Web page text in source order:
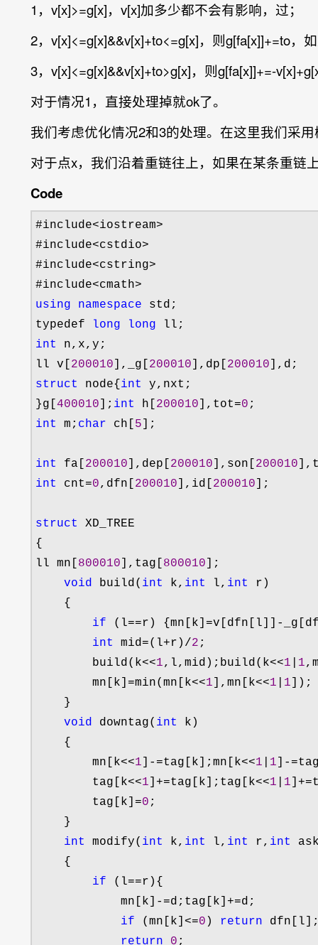
1，v[x]>=g[x]，v[x]加多少都不会有影响，过；
2，v[x]<=g[x]&&v[x]+to<=g[x]，则g[fa[x]]+=to，
3，v[x]<=g[x]&&v[x]+to>g[x]，则g[fa[x]]+=-
对于情况1，直接处理掉就ok了。
我们考虑优化情况2和3的处理。在这里我们采
对于点x，我们沿着重链往上，如果在某条重链
Code
#include<iostream>
#include<cstdio>
#include<cstring>
#include
using
namespace std;
typedef long long
int
n,x,y;
ll v[ 200010 ],_g[ 200010 ],dp[ 200010
struct
node{ int
y,nxt;
}g[400010 ]; int h[ 200010 ],tot=0
int
m; char ch[ 5 ];
int fa[ 200010 ],dep[ 200010 ],son[ 200010
int
cnt=0,dfn[ 200010 ],id[ 200010 ];
struct
XD_TREE
{
ll mn[ 800010 ],tag[ 800010 ];
void build( int k, int l, int
r)
    {
if (l==r) {mn[k]=v[dfn[l]]-
int
mid=(l+r)/2 ;
        build(k
<<1,l,mid);build(k<<1 1
        mn[k]
=min(mn[k<<1 ],mn[k<<1 1 ]);
    }
void downtag( int
k)
    {
        mn[k
<<1 ]-=tag[k];mn[k<<1 1 ]-=
        tag[k
<<1 ]+=tag[k];tag[k<<1 1 ]+=
        tag[k]
=0 ;
    }
int
modify( int k, int l, int r, int
    {
if (l==r){
            mn[k]
-=d;tag[k]+=d;
if (mn[k]<=0 ) return
return
0 ;